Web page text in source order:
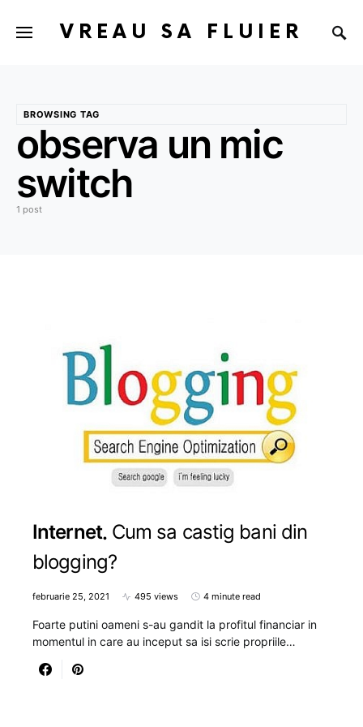
VREAU SA FLUIER
BROWSING TAG
observa un mic
switch
1 post
Internet Cum sa castig bani din
blogging?
februarie 25, 2021 495 views 4 minute read
Foarte putini oameni s-au gandit la profitul financiar in
momentul in care au inceput sa isi scrie propriile…